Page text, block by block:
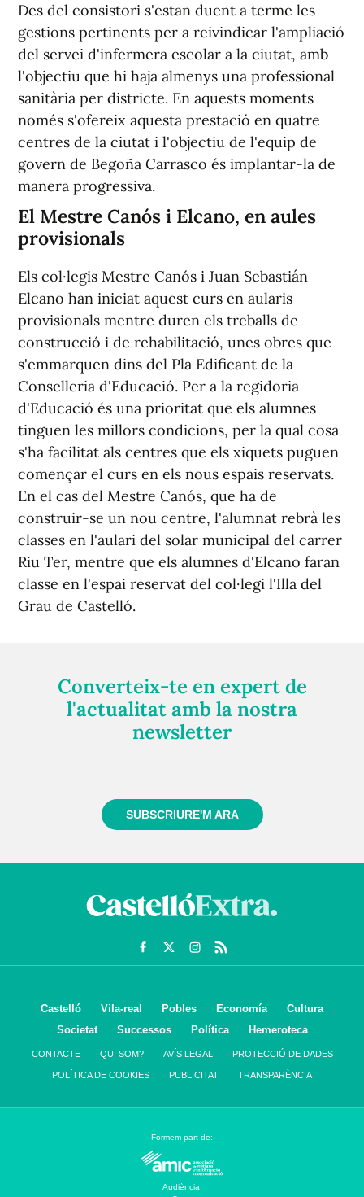
Des del consistori s'estan duent a terme les
gestions pertinents per a reivindicar l'ampliació
del servei d'infermera escolar a la ciutat, amb
l'objectiu que hi haja almenys una professional
sanitària per districte. En aquests moments
només s'ofereix aquesta prestació en quatre
centres de la ciutat i l'objectiu de l'equip de
govern de Begoña Carrasco és implantar-la de
manera progressiva.
El Mestre Canós i Elcano, en aules
provisionals
Els col·legis Mestre Canós i Juan Sebastián
Elcano han iniciat aquest curs en aularis
provisionals mentre duren els treballs de
construcció i de rehabilitació, unes obres que
s'emmarquen dins del Pla Edificant de la
Conselleria d'Educació. Per a la regidoria
d'Educació és una prioritat que els alumnes
tinguen les millors condicions, per la qual cosa
s'ha facilitat als centres que els xiquets puguen
començar el curs en els nous espais reservats.
En el cas del Mestre Canós, que ha de
construir-se un nou centre, l'alumnat rebrà les
classes en l'aulari del solar municipal del carrer
Riu Ter, mentre que els alumnes d'Elcano faran
classe en l'espai reservat del col·legi l'Illa del
Grau de Castelló.
Converteix-te en expert de
l'actualitat amb la nostra
newsletter
SUBSCRIURE'M ARA
Castelló Vila-real Pobles Economía
Cultura
Societat
Successos Política Hemeroteca
CONTACTE QUI SOM? AVÍS LEGAL PROTECCIÓ DE DADES
POLÍTICA DE COOKIES PUBLICITAT TRANSPARÈNCIA
Formem part de:
Audiència: